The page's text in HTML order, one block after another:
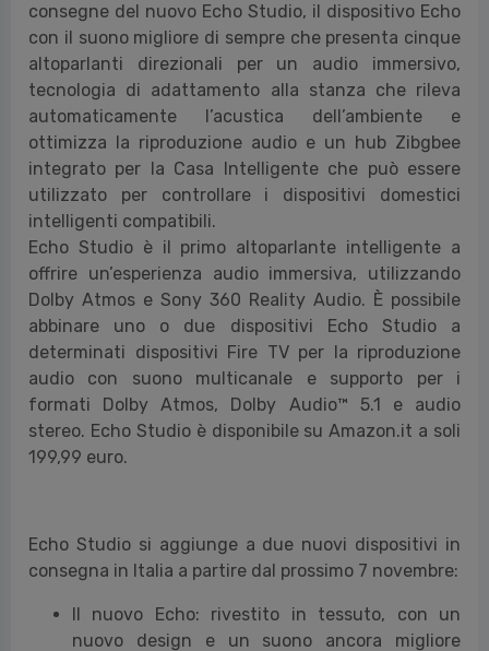
consegne del nuovo Echo Studio, il dispositivo Echo
con il suono migliore di sempre che presenta cinque
altoparlanti direzionali per un audio immersivo,
tecnologia di adattamento alla stanza che rileva
automaticamente l’acustica dell’ambiente e
ottimizza la riproduzione audio e un hub Zibgbee
integrato per la Casa Intelligente che può essere
utilizzato per controllare i dispositivi domestici
intelligenti compatibili.
Echo Studio è il primo altoparlante intelligente a
offrire un’esperienza audio immersiva, utilizzando
Dolby Atmos e Sony 360 Reality Audio. È possibile
abbinare uno o due dispositivi Echo Studio a
determinati dispositivi Fire TV per la riproduzione
audio con suono multicanale e supporto per i
formati Dolby Atmos, Dolby Audio™ 5.1 e audio
stereo. Echo Studio è disponibile su Amazon.it a soli
199,99 euro.
Echo Studio si aggiunge a due nuovi dispositivi in
consegna in Italia a partire dal prossimo 7 novembre:
Il nuovo Echo: rivestito in tessuto, con un
nuovo design e un suono ancora migliore